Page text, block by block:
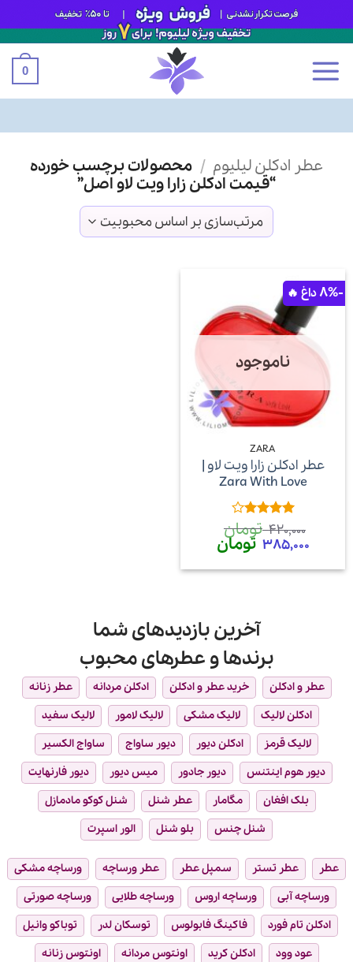
0
عطر ادکلن لیلیوم / محصولات برچسب خورده
“قیمت ادکلن زارا ویت لاو اصل”
-8%
ناموجود
ZARA
عطر ادکلن زارا ویت لاو |
Zara With Love
امتیاز4
از 5
420,000 تومان
قیمت
اصلی
420,000 تومان
385,000 تومان
آخرین بازدیدهای شما
برندها و عطرهای محبوب
عطر و ادکلن خرید عطر و ادکلن ادکلن مردانه
عطر زنانه
ادکلن لالیک
لالیک مشکی لالیک لامور
لالیک سفید
لالیک قرمز
ادکلن دیور دیور ساواج
ساواج الکسیر
دیور هوم اینتنس
دیور جادور میس دیور
دیور فارنهایت
بلک افغان
مگامار عطر شنل
شنل کوکو مادمازل
شنل چنس
بلو شنل الور اسپرت
عطر عطر تستر سمپل عطر عطر ورساچه
ورساچه مشکی
ورساچه آبی
ورساچه اروس ورساچه طلایی
ورساچه صورتی
ادکلن تام فورد
فاکینگ فابولوس توسکان لدر
توباکو وانیل
عود وود
ادکلن کرید اونتوس مردانه
اونتوس زنانه